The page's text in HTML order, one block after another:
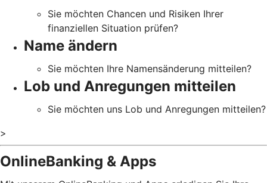
Sie möchten Chancen und Risiken Ihrer
finanziellen Situation prüfen?
Name ändern
Sie möchten Ihre Namensänderung mitteilen?
Lob und Anregungen mitteilen
Sie möchten uns Lob und Anregungen mitteilen?
>
OnlineBanking & Apps